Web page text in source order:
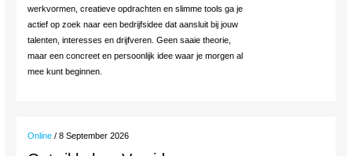
werkvormen, creatieve opdrachten en slimme tools ga je
actief op zoek naar een bedrijfsidee dat aansluit bij jouw
talenten, interesses en drijfveren. Geen saaie theorie,
maar een concreet en persoonlijk idee waar je morgen al
mee kunt beginnen.
Online / 8 September 2026